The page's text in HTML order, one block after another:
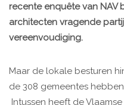
recente enquête van NAV
architecten vragende
vereenvoudiging.
Maar de lokale besturen
de 308 gemeentes
Intussen heeft de